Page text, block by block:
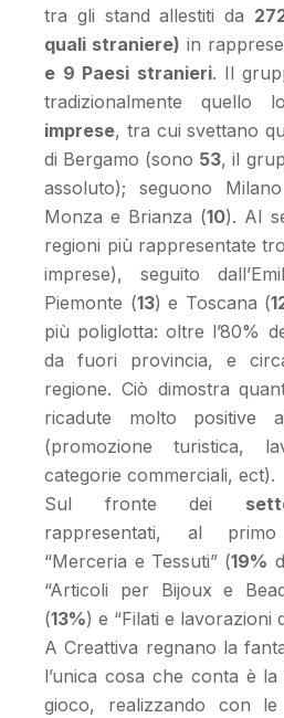
tra gli stand allestiti da
quali straniere) in
e 9 Paesi stranieri. Il
tradizionalmente quello
imprese, tra cui svettano
di Bergamo (sono 53, il
assoluto); seguono
Monza e Brianza (10). Al
regioni più rappresentate
imprese), seguito
Piemonte (13) e Toscana (
più poliglotta: oltre l’80%
da fuori provincia, e
regione. Ciò dimostra
ricadute molto positive
(promozione turistica,
categorie commerciali, ect).
Sul fronte dei
rappresentati, al
“Merceria e Tessuti” (19%
“Articoli per Bijoux e
(13%) e “Filati e lavorazioni
A Creattiva regnano la
l’unica cosa che conta è
gioco, realizzando con